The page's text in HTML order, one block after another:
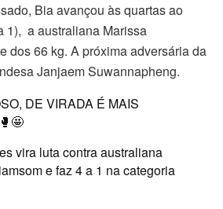
Bia avançou às quartas ao
1), a australiana Marissa
dos 66 kg. A próxima adversária da
Janjaem Suwannapheng.
DE VIRADA É MAIS
vira luta contra australiana
e faz 4 a 1 na categoria